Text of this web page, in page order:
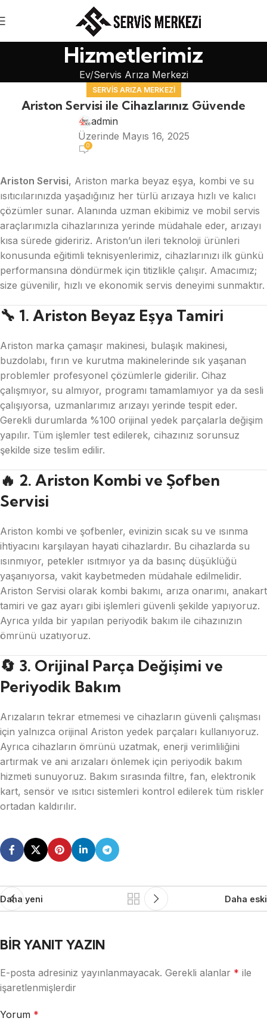
Hizmetlerimiz
Ev Servis Arıza Merkezi
SERVIS ARIZA MERKEZI
Ariston Servisi ile Cihazlarınız Güvende
admin
Üzerinde Mayıs 16, 2025
0
Ariston Servisi, Ariston marka beyaz eşya, kombi ve su
ısıtıcılarınızda yaşadığınız her türlü arızaya hızlı ve kalıcı
çözümler sunar. Alanında uzman ekibimiz ve mobil servis
araçlarımızla cihazlarınıza yerinde müdahale eder, arızayı
kısa sürede gideririz. Ariston’un ileri teknoloji ürünleri
konusunda eğitimli teknisyenlerimiz, cihazlarınızı ilk günkü
performansına döndürmek için titizlikle çalışır. Amacımız;
size güvenilir, hızlı ve ekonomik servis deneyimi sunmaktır.
🔧 1. Ariston Beyaz Eşya Tamiri
Ariston marka çamaşır makinesi, bulaşık makinesi,
buzdolabı, fırın ve kurutma makinelerinde sık yaşanan
problemler profesyonel çözümlerle giderilir. Cihaz
çalışmıyor, su almıyor, programı tamamlamıyor ya da sesli
çalışıyorsa, uzmanlarımız arızayı yerinde tespit eder.
Gerekli durumlarda %100 orijinal yedek parçalarla değişim
yapılır. Tüm işlemler test edilerek, cihazınız sorunsuz
şekilde size teslim edilir.
🔥 2. Ariston Kombi ve Şofben
Servisi
Ariston kombi ve şofbenler, evinizin sıcak su ve ısınma
ihtiyacını karşılayan hayati cihazlardır. Bu cihazlarda su
ısınmıyor, petekler ısıtmıyor ya da basınç düşüklüğü
yaşanıyorsa, vakit kaybetmeden müdahale edilmelidir.
Ariston Servisi olarak kombi bakımı, arıza onarımı, anakart
tamiri ve gaz ayarı gibi işlemleri güvenli şekilde yapıyoruz.
Ayrıca yılda bir yapılan periyodik bakım ile cihazınızın
ömrünü uzatıyoruz.
🔄 3. Orijinal Parça Değişimi ve
Periyodik Bakım
Arızaların tekrar etmemesi ve cihazların güvenli çalışması
için yalnızca orijinal Ariston yedek parçaları kullanıyoruz.
Ayrıca cihazların ömrünü uzatmak, enerji verimliliğini
artırmak ve ani arızaları önlemek için periyodik bakım
hizmeti sunuyoruz. Bakım sırasında filtre, fan, elektronik
kart, sensör ve ısıtıcı sistemleri kontrol edilerek tüm riskler
ortadan kaldırılır.
Daha yeni Daha eski
BIR YANIT YAZIN
E-posta adresiniz yayınlanmayacak. Gerekli alanlar * ile
işaretlenmişlerdir
Yorum *